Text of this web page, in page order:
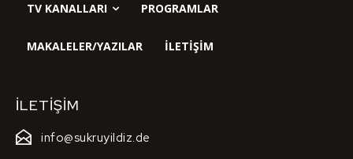
TV KANALLARI PROGRAMLAR
MAKALELER/YAZILAR İLETIŞIM
İLETIŞIM
info@sukruyildiz.de